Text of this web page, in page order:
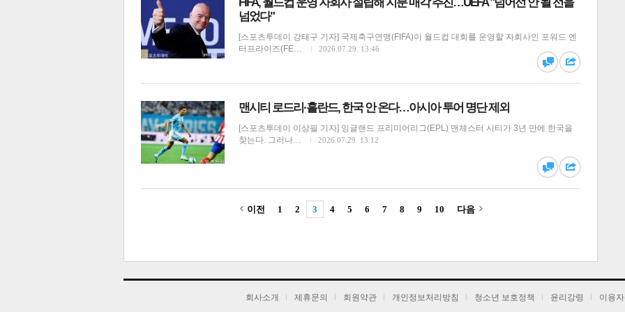
달기 하기
댓글 공유
댓글 공유
댓글 공유
넘었다"
[스포츠투데이 강태구 기자] 국제축구연맹(FIFA)이 월드컵 대회를 운영할 자회사인 포워드 엔
터프라이즈(FE…
2026.07.29. 13:46
맨시티 로드리·홀란드, 한국 안 온다…아시아 투어 명단 제외
[스포츠투데이 이상필 기자] 잉글랜드 프리미어리그(EPL) 맨체스터 시티가 3년 만에 한국을
찾는다. 그러나…
2026.07.29. 13:12
이전 1 2 3 4 5 6 7 8 9 10 다음
회사소개 제휴문의 회원약관 개인정보처리방침 청소년 보호정책 윤리강령 이용